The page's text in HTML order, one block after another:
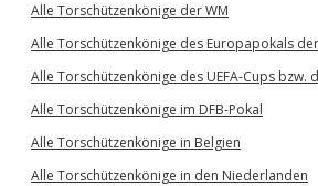
Alle Torschützenkönige der WM
Alle Torschützenkönige des Europapokals
Alle Torschützenkönige des UEFA-Cups bzw.
Alle Torschützenkönige im DFB-Pokal
Alle Torschützenkönige in Belgien
Alle Torschützenkönige in den Niederlanden